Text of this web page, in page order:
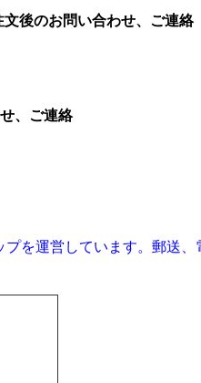
後のお問い合わせ、ご連絡
、ご連絡
を運営しています。郵送